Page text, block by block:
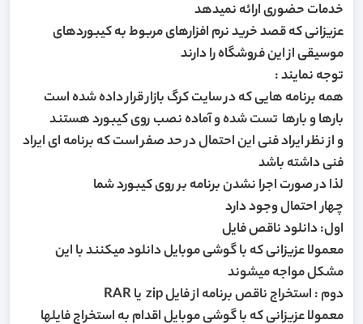
خدمات حضوری ارائه نمیدهد
عزیزانی که قصد خرید نرم افزارهای مربوط به کیبوردهای
موسیقی از این فروشگاه را دارند
توجه نمایند :
همه برنامه هایی که در سایت کرگ بازار قرار داده شده است
بارها و بارها تست شده و آماده نصب روی کیبورد هستند
و از نظر ایراد فنی این احتمال در حد صفر است که برنامه ای ایراد
فنی داشته باشد
لذا در صورت اجرا نشدن برنامه بر روی کیبورد شما
چهار احتمال وجود دارد
اول: دانلود ناقص فایل
معمولا عزیزانی که با گوشی موبایل دانلود میکنند با این
مشکل مواجه میشوند
دوم : استخراج ناقص برنامه از فایل zip یا RAR
معمولا عزیزانی که با گوشی موبایل اقدام به استخراج فایلها